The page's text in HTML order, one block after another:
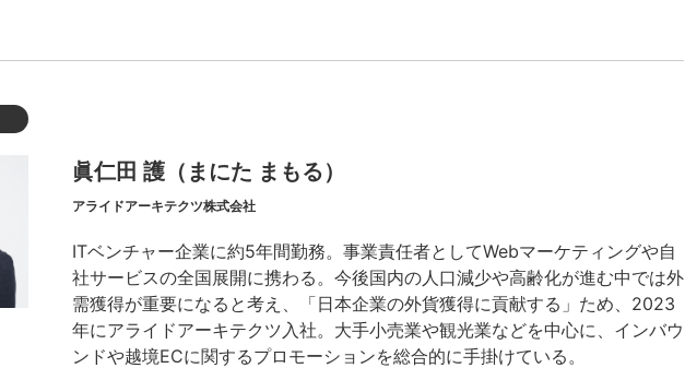
眞仁田 護（まにた まもる）
アライドアーキテクツ株式会社
ITベンチャー企業に約5年間勤務。事業責任者としてWebマーケティングや自
社サービスの全国展開に携わる。今後国内の人口減少や高齢化が進む中では外
需獲得が重要になると考え、「日本企業の外貨獲得に貢献する」ため、2023
年にアライドアーキテクツ入社。大手小売業や観光業などを中心に、インバウ
ンドや越境ECに関するプロモーションを総合的に手掛けている。